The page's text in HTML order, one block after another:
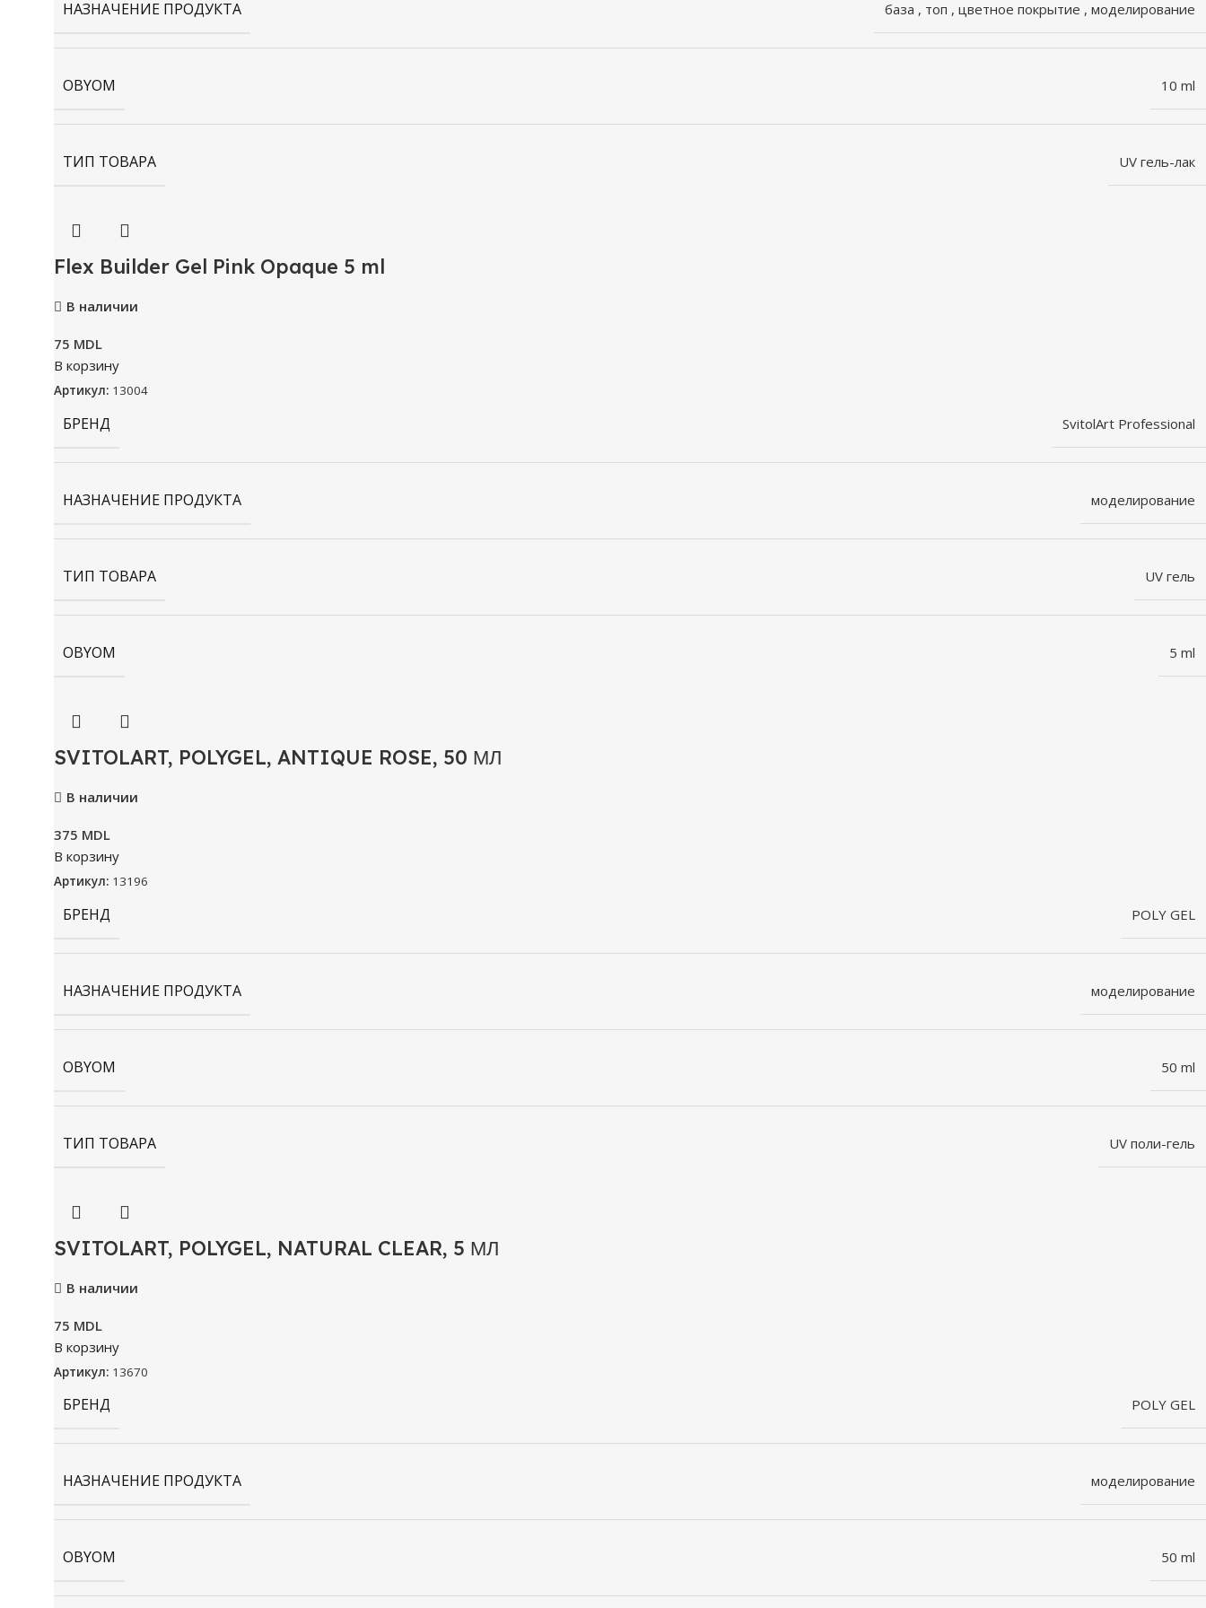
НАЗНАЧЕНИЕ ПРОДУКТА база , топ , цветное покрытие , моделирование
OBYOM 10 ml
ТИП ТОВАРА UV гель-лак
Flex Builder Gel Pink Opaque 5 ml
В наличии
75 MDL
В корзину
Артикул: 13004
БРЕНД SvitolArt Professional
НАЗНАЧЕНИЕ ПРОДУКТА моделирование
ТИП ТОВАРА UV гель
OBYOM 5 ml
SVITOLART, POLYGEL, ANTIQUE ROSE, 50 МЛ
В наличии
375 MDL
В корзину
Артикул: 13196
БРЕНД POLY GEL
НАЗНАЧЕНИЕ ПРОДУКТА моделирование
OBYOM 50 ml
ТИП ТОВАРА UV поли-гель
SVITOLART, POLYGEL, NATURAL CLEAR, 5 МЛ
В наличии
75 MDL
В корзину
Артикул: 13670
БРЕНД POLY GEL
НАЗНАЧЕНИЕ ПРОДУКТА моделирование
OBYOM 50 ml